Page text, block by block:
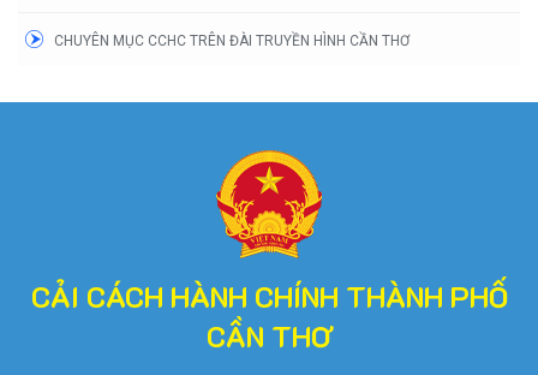
CHUYÊN MỤC CCHC TRÊN ĐÀI TRUYỀN HÌNH CẦN THƠ
CẢI CÁCH HÀNH CHÍNH THÀNH PHỐ
CẦN THƠ